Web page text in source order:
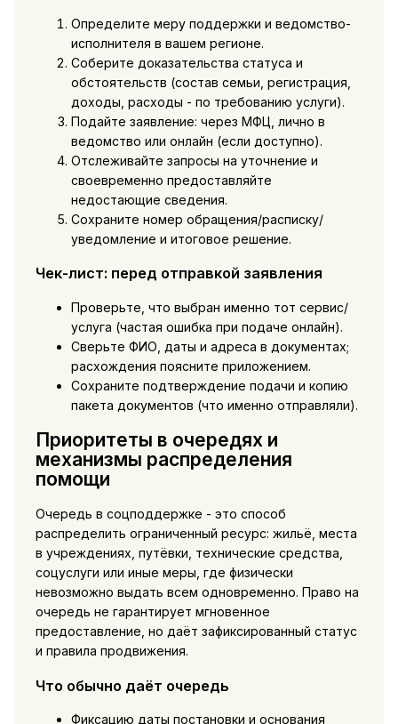
Определите меру поддержки и ведомство-
исполнителя в вашем регионе.
Соберите доказательства статуса и
обстоятельств (состав семьи, регистрация,
доходы, расходы - по требованию услуги).
Подайте заявление: через МФЦ, лично в
ведомство или онлайн (если доступно).
Отслеживайте запросы на уточнение и
своевременно предоставляйте
недостающие сведения.
Сохраните номер обращения/расписку/
уведомление и итоговое решение.
Чек-лист: перед отправкой заявления
Проверьте, что выбран именно тот сервис/
услуга (частая ошибка при подаче онлайн).
Сверьте ФИО, даты и адреса в документах;
расхождения поясните приложением.
Сохраните подтверждение подачи и копию
пакета документов (что именно отправляли).
Приоритеты в очередях и
механизмы распределения
помощи
Очередь в соцподдержке - это способ
распределить ограниченный ресурс: жильё, места
в учреждениях, путёвки, технические средства,
соцуслуги или иные меры, где физически
невозможно выдать всем одновременно. Право на
очередь не гарантирует мгновенное
предоставление, но даёт зафиксированный статус
и правила продвижения.
Что обычно даёт очередь
Фиксацию даты постановки и основания